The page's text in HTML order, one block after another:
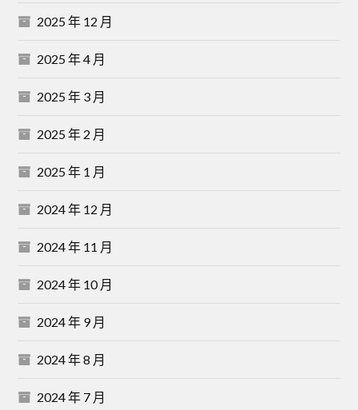
2025 年 12 月
2025 年 4 月
2025 年 3 月
2025 年 2 月
2025 年 1 月
2024 年 12 月
2024 年 11 月
2024 年 10 月
2024 年 9 月
2024 年 8 月
2024 年 7 月